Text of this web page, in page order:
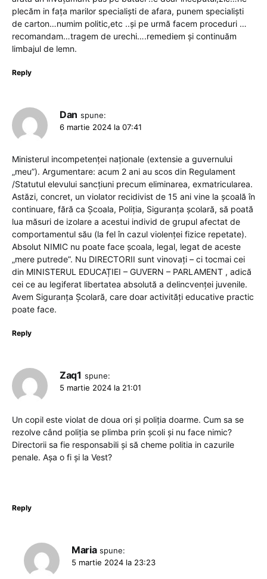
plecăm in fața marilor specialiști de afara, punem specialiști
de carton…numim politic,etc ..și pe urmă facem proceduri …
recomandam…tragem de urechi….remediem și continuăm
limbajul de lemn.
Reply
Dan spune:
6 martie 2024 la 07:41
Ministerul incompetenței naționale (extensie a guvernului
„meu”). Argumentare: acum 2 ani au scos din Regulament
/Statutul elevului sancțiuni precum eliminarea, exmatricularea.
Astăzi, concret, un violator recidivist de 15 ani vine la școală în
continuare, fără ca Școala, Poliția, Siguranța școlară, să poată
lua măsuri de izolare a acestui individ de grupul afectat de
comportamentul său (la fel în cazul violenței fizice repetate).
Absolut NIMIC nu poate face școala, legal, legat de aceste
„mere putrede”. Nu DIRECTORII sunt vinovați – ci tocmai cei
din MINISTERUL EDUCAȚIEI – GUVERN – PARLAMENT , adică
cei ce au legiferat libertatea absolută a delincvenței juvenile.
Avem Siguranța Școlară, care doar activități educative practic
poate face.
Reply
Zaq1 spune:
5 martie 2024 la 21:01
Un copil este violat de doua ori și poliția doarme. Cum sa se
rezolve când poliția se plimba prin școli și nu face nimic?
Directorii sa fie responsabili și să cheme politia in cazurile
penale. Așa o fi și la Vest?
Reply
Maria spune:
5 martie 2024 la 23:23